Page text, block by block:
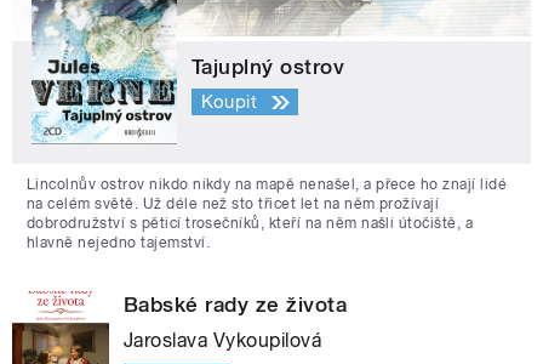
Tajuplný ostrov
Koupit
Lincolnův ostrov nikdo nikdy na mapě nenašel, a přece ho znají lidé
na celém světě. Už déle než sto třicet let na něm prožívají
dobrodružství s pěticí trosečníků, kteří na něm našli útočiště, a
hlavně nejedno tajemství.
Babské rady ze života
Jaroslava Vykoupilová